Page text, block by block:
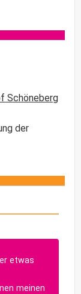
Schöneberg
der
etwas
meinen